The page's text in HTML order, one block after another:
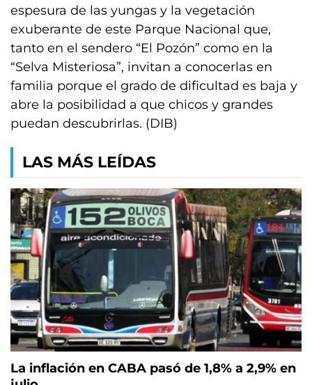
espesura de las yungas y la vegetación
exuberante de este Parque Nacional que,
tanto en el sendero “El Pozón” como en la
“Selva Misteriosa”, invitan a conocerlas en
familia porque el grado de dificultad es baja y
abre la posibilidad a que chicos y grandes
puedan descubrirlas. (DIB)
LAS MÁS LEÍDAS
La inflación en CABA pasó de 1,8% a 2,9% en